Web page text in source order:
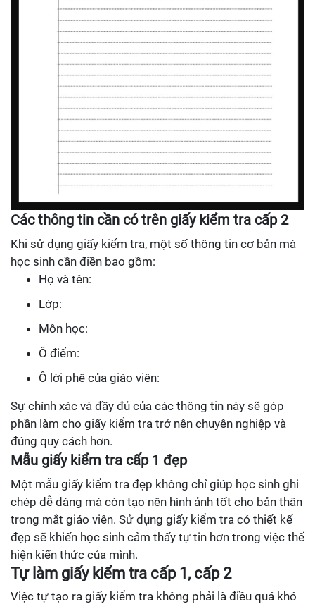
Các thông tin cần có trên giấy kiểm tra cấp 2
Khi sử dụng giấy kiểm tra, một số thông tin cơ bản mà
học sinh cần điền bao gồm:
Họ và tên:
Lớp:
Môn học:
Ô điểm:
Ô lời phê của giáo viên:
Sự chính xác và đầy đủ của các thông tin này sẽ góp
phần làm cho giấy kiểm tra trở nên chuyên nghiệp và
đúng quy cách hơn.
Mẫu giấy kiểm tra cấp 1 đẹp
Một mẫu giấy kiểm tra đẹp không chỉ giúp học sinh ghi
chép dễ dàng mà còn tạo nên hình ảnh tốt cho bản thân
trong mắt giáo viên. Sử dụng giấy kiểm tra có thiết kế
đẹp sẽ khiến học sinh cảm thấy tự tin hơn trong việc thể
hiện kiến thức của mình.
Tự làm giấy kiểm tra cấp 1, cấp 2
Việc tự tạo ra giấy kiểm tra không phải là điều quá khó